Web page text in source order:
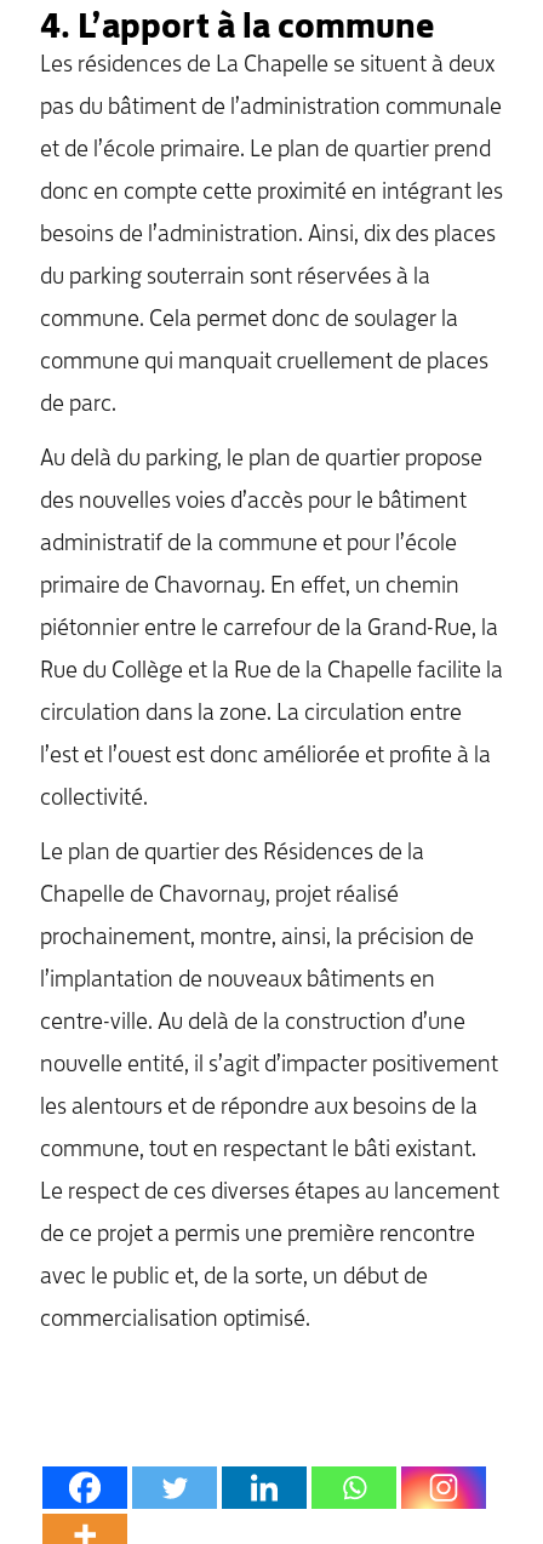
4. L’apport à la commune
Les résidences de La Chapelle se situent à deux
pas du bâtiment de l’administration communale
et de l’école primaire. Le plan de quartier prend
donc en compte cette proximité en intégrant les
besoins de l’administration. Ainsi, dix des places
du parking souterrain sont réservées à la
commune. Cela permet donc de soulager la
commune qui manquait cruellement de places
de parc.
Au delà du parking, le plan de quartier propose
des nouvelles voies d’accès pour le bâtiment
administratif de la commune et pour l’école
primaire de Chavornay. En effet, un chemin
piétonnier entre le carrefour de la Grand-Rue, la
Rue du Collège et la Rue de la Chapelle facilite la
circulation dans la zone. La circulation entre
l’est et l’ouest est donc améliorée et profite à la
collectivité.
Le plan de quartier des Résidences de la
Chapelle de Chavornay, projet réalisé
prochainement, montre, ainsi, la précision de
l’implantation de nouveaux bâtiments en
centre-ville. Au delà de la construction d’une
nouvelle entité, il s’agit d’impacter positivement
les alentours et de répondre aux besoins de la
commune, tout en respectant le bâti existant.
Le respect de ces diverses étapes au lancement
de ce projet a permis une première rencontre
avec le public et, de la sorte, un début de
commercialisation optimisé.